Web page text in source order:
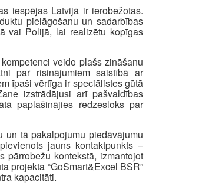
iespējas Latvijā ir ierobežotas.
pielāgošanu un sadarbības
vai Polijā, lai realizētu kopīgas
veido plašs zināšanu
par risinājumiem saistībā ar
īpaši vērtīga ir speciālistes gūtā
izstrādājusi arī pašvaldības
paplašinājies redzesloks par
tā pakalpojumu piedāvājumu
jauns kontaktpunkts –
pārrobežu kontekstā, izmantojot
projekta “GoSmart&Excel BSR”
kapacitāti.